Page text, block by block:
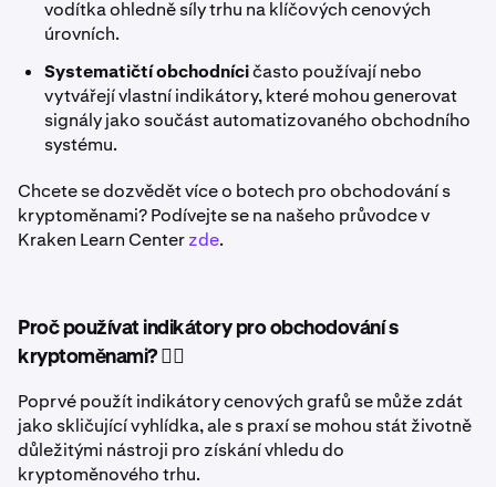
vodítka ohledně síly trhu na klíčových cenových
úrovních.
Systematičtí obchodnícičasto používají nebo
vytvářejí vlastní indikátory, které mohou generovat
signály jako součást automatizovaného obchodního
systému.
Chcete se dozvědět více o botech pro obchodování s
kryptoměnami? Podívejte se na našeho průvodce v
Kraken Learn Centerzde.
Proč používat indikátory pro obchodování s
kryptoměnami? 🤷‍♂️
Poprvé použít indikátory cenových grafů se může zdát
jako skličující vyhlídka, ale s praxí se mohou stát životně
důležitými nástroji pro získání vhledu do
kryptoměnového trhu.